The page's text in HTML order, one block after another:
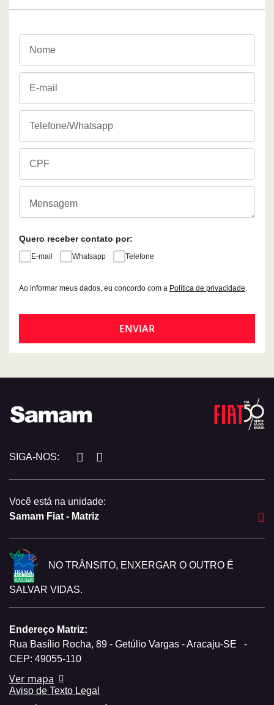
Quero receber contato por:
E-mail Whatsapp Telefone
Ao informar meus dados, eu concordo com a Política de privacidade.
ENVIAR
SIGA-NOS:
Você está na unidade:
Samam Fiat - Matriz
NO TRÂNSITO, ENXERGAR O OUTRO É
SALVAR VIDAS.
Endereço Matriz:
Rua Basílio Rocha, 89 - Getúlio Vargas - Aracaju-SE
-
CEP: 49055-110
Ver mapa
Aviso de Texto Legal